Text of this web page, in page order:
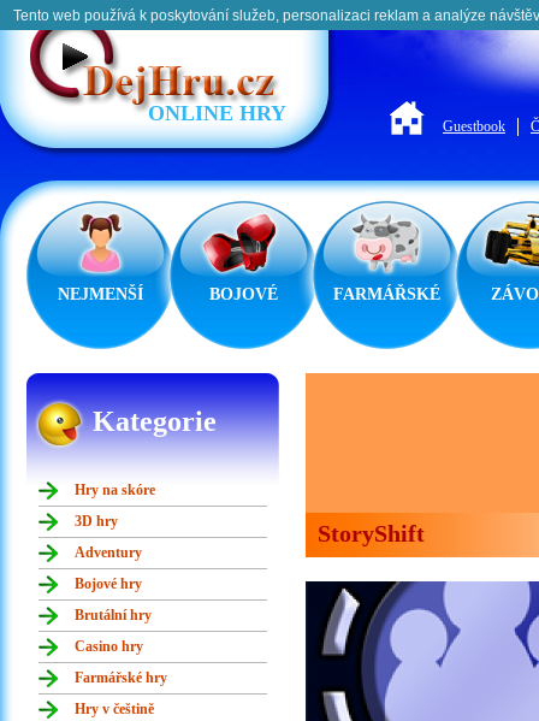
Tento web používá k poskytování služeb, personalizaci reklam a analýze
ONLINE HRY
Guestbook
NEJMENŠÍ BOJOVÉ FARMÁŘSKÉ
Kategorie
Hry na skóre
3D hry
Adventury
Bojové hry
Brutální hry
Casino hry
Farmářské hry
Hry v češtině
StoryShift